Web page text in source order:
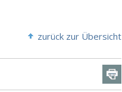
zurück zur Übersicht